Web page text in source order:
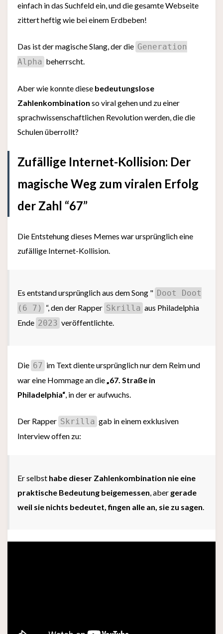
einfach in das Suchfeld ein, und die gesamte Webseite
zittert heftig wie bei einem Erdbeben!
Das ist der magische Slang, der die Generation
Alpha beherrscht.
Aber wie konnte diese bedeutungslose
Zahlenkombination so viral gehen und zu einer
sprachwissenschaftlichen Revolution werden, die die
Schulen überrollt?
Zufällige Internet-Kollision: Der
magische Weg zum viralen Erfolg
der Zahl “67”
Die Entstehung dieses Memes war ursprünglich eine
zufällige Internet-Kollision.
Es entstand ursprünglich aus dem Song " Doot Doot
(6 7) “, den der Rapper Skrilla aus Philadelphia
Ende 2023 veröffentlichte.
Die 67 im Text diente ursprünglich nur dem Reim und
war eine Hommage an die„67. Straße in
Philadelphia“, in der er aufwuchs.
Der Rapper Skrilla gab in einem exklusiven
Interview offen zu:
Er selbst habe dieser Zahlenkombination nie eine
praktische Bedeutung beigemessen, aber gerade
weil sie nichts bedeutet, fingen alle an, sie zu sagen.